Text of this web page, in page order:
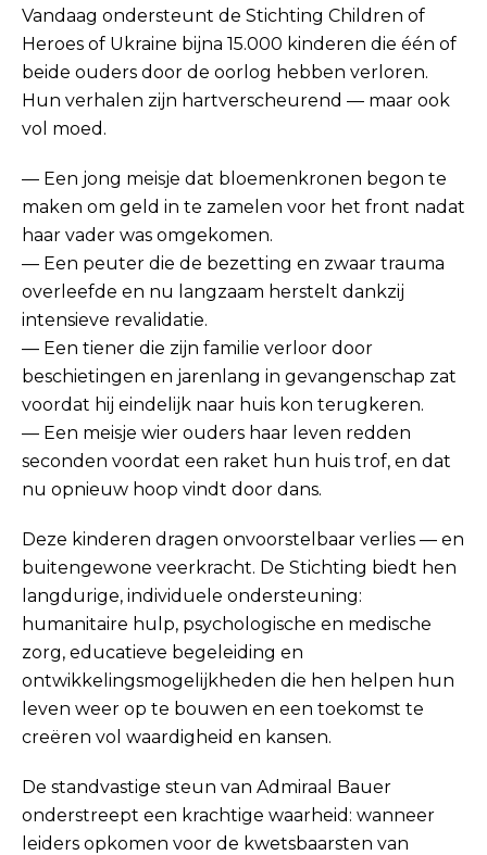
Vandaag ondersteunt de Stichting Children of
Heroes of Ukraine bijna 15.000 kinderen die één of
beide ouders door de oorlog hebben verloren.
Hun verhalen zijn hartverscheurend — maar ook
vol moed.
— Een jong meisje dat bloemenkronen begon te
maken om geld in te zamelen voor het front nadat
haar vader was omgekomen.
— Een peuter die de bezetting en zwaar trauma
overleefde en nu langzaam herstelt dankzij
intensieve revalidatie.
— Een tiener die zijn familie verloor door
beschietingen en jarenlang in gevangenschap zat
voordat hij eindelijk naar huis kon terugkeren.
— Een meisje wier ouders haar leven redden
seconden voordat een raket hun huis trof, en dat
nu opnieuw hoop vindt door dans.
Deze kinderen dragen onvoorstelbaar verlies — en
buitengewone veerkracht. De Stichting biedt hen
langdurige, individuele ondersteuning:
humanitaire hulp, psychologische en medische
zorg, educatieve begeleiding en
ontwikkelingsmogelijkheden die hen helpen hun
leven weer op te bouwen en een toekomst te
creëren vol waardigheid en kansen.
De standvastige steun van Admiraal Bauer
onderstreept een krachtige waarheid: wanneer
leiders opkomen voor de kwetsbaarsten van